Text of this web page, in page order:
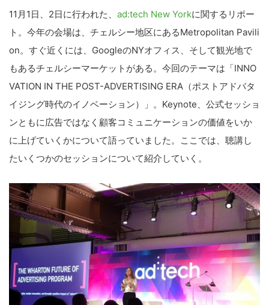
発信。2016年１月 コムエクスポジアム・ジャパン株式
会社入社し、現在に至る。
11 月 1 日、 2日に行われた、 ad:tech New Yorkに関するリポー
ト。今年の会場は、チェルシー地区にあるMetropolitan Pavili
on。すぐ近くには、 GoogleのNYオフィス、そして観光地で
もあるチェルシーマーケットがある。今回のテーマは「INNO
VATION IN THE POST-ADVERTISING ERA （ポストアドバタ
イジング時代のイノベーション）」。 Keynote、公式セッショ
ンともに広告ではなく顧客コミュニケーションの価値をいか
に上げていくかについて語っていました。ここでは、聴講し
たいくつかのセッションについて紹介していく。
VR/AR
特集
Block Data Bank